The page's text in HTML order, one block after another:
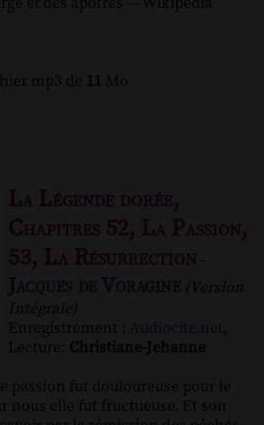
mp3 de 11 Mo
La Légende dorée,
Chapitres 52, La Passion,
53, La Résurrection -
(Version
Intégrale)
Enregistrement :
,
Lecture: Christiane-Jehanne
passion fut douloureuse pour le
nous elle fut fructueuse. Et son